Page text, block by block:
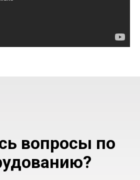
вопросы по